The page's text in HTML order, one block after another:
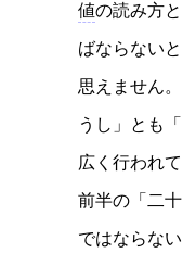
値の読み方
ばならない
思えません
うし」とも
広く行われ
前半の「二
ではならな